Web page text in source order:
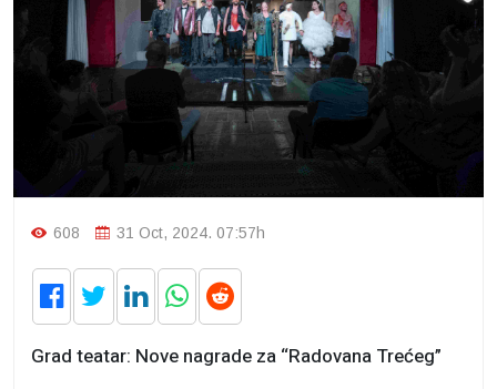
608 31 Oct, 2024. 07:57h
Grad teatar: Nove nagrade za “Radovana Trećeg”